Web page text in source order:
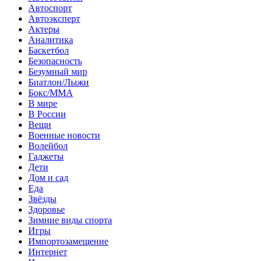
Автоспорт
Автоэксперт
Актеры
Аналитика
Баскетбол
Безопасность
Безумный мир
Биатлон/Лыжи
Бокс/MMA
В мире
В России
Вещи
Военные новости
Волейбол
Гаджеты
Дети
Дом и сад
Еда
Звёзды
Здоровье
Зимние виды спорта
Игры
Импортозамещение
Интернет